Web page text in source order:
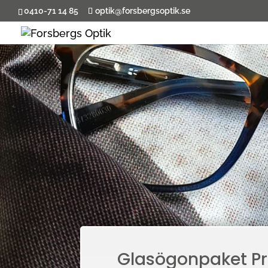
0410-71 14 85 optik@forsbergsoptik.se
Glasögonpaket